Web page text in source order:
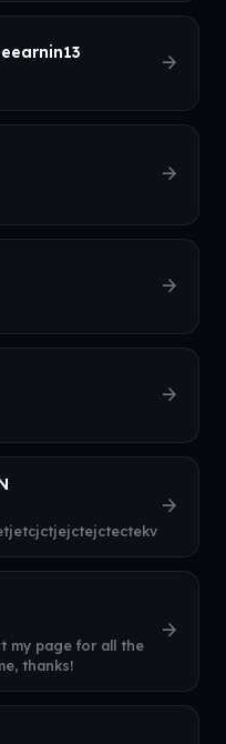
arrow_forward
arrow_forward
arrow_forward
arrow_forward
arrow_forward
my page for all the
thanks!
arrow_forward